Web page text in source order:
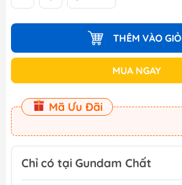
THÊM VÀO GIỎ
MUA NGAY
Mã Ưu Đãi
Chỉ có tại Gundam Chất